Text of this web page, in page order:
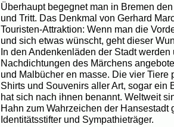
Überhaupt begegnet man in Bremen
und Tritt. Das Denkmal von Gerhard
Touristen-Attraktion: Wenn man die
und sich etwas wünscht, geht dieser
In den Andenkenläden der Stadt
Nachdichtungen des Märchens
und Malbücher en masse. Die vier Tiere
Shirts und Souvenirs aller Art, sogar ein
hat sich nach ihnen benannt. Weltweit
Hahn zum Wahrzeichen der Hansestadt
Identitätsstifter und Sympathieträger.